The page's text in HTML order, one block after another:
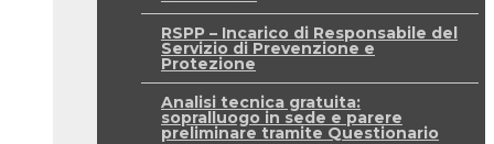
RSPP – Incarico di Responsabile del
Servizio di Prevenzione e
Protezione
Analisi tecnica gratuita:
sopralluogo in sede e parere
preliminare tramite Questionario